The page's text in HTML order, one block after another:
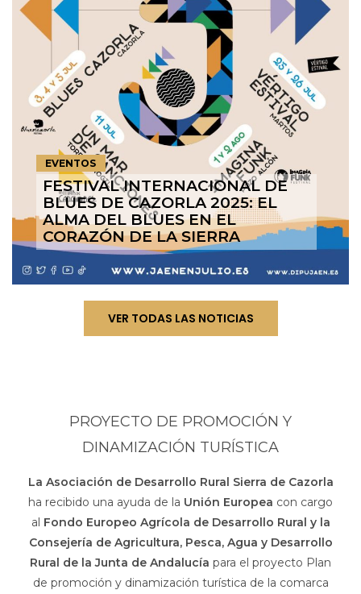
EVENTOS
FESTIVAL INTERNACIONAL DE
BLUES DE CAZORLA 2025: EL
ALMA DEL BLUES EN EL
CORAZÓN DE LA SIERRA
VER TODAS LAS NOTICIAS
PROYECTO DE PROMOCIÓN Y
DINAMIZACIÓN TURÍSTICA
La Asociación de Desarrollo Rural Sierra de Cazorla
ha recibido una ayuda de la Unión Europea con cargo
al Fondo Europeo Agrícola de Desarrollo Rural y la
Consejería de Agricultura, Pesca, Agua y Desarrollo
Rural de la Junta de Andalucía para el proyecto Plan
de promoción y dinamización turística de la comarca